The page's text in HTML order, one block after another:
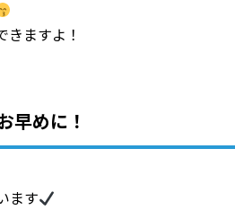
ますよ！
早めに！
ます